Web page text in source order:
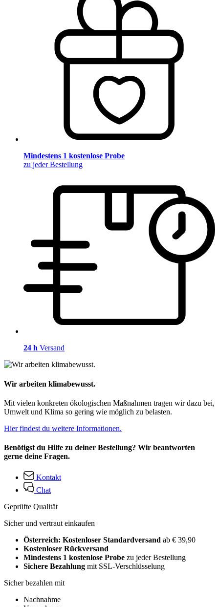
Mindestens 1 kostenlose Probe
zu jeder Bestellung
24 h Versand
Wir arbeiten klimabewusst.
Mit vielen konkreten ökologischen Maßnahmen tragen wir dazu bei,
Umwelt und Klima so gering wie möglich zu belasten.
Hier findest du weitere Informationen.
Benötigst du Hilfe zu deiner Bestellung? Wir beantworten
gerne deine Fragen.
Kontakt
Chat
Geprüfte Qualität
Sicher und vertraut einkaufen
Österreich: Kostenloser Standardversand ab € 39,90
Kostenloser Rückversand
Mindestens 1 kostenlose Probe zu jeder Bestellung
Sichere Bezahlung mit SSL-Verschlüsselung
Sicher bezahlen mit
Nachnahme